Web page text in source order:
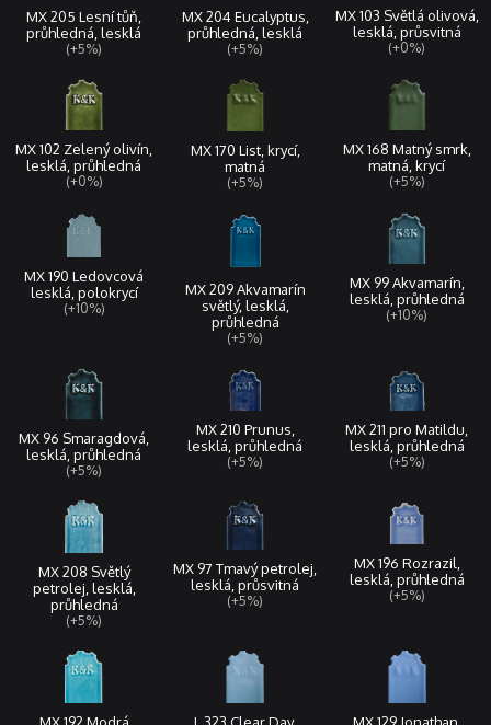
MX 205 Lesní tůň,
průhledná, lesklá
(+5%)
MX 204 Eucalyptus,
průhledná, lesklá
(+5%)
MX 103 Světlá olivová,
lesklá, průsvitná
(+0%)
MX 102 Zelený olivín,
lesklá, průhledná
(+0%)
MX 170 List, krycí,
matná
(+5%)
MX 168 Matný smrk,
matná, krycí
(+5%)
MX 190 Ledovcová
lesklá, polokrycí
(+10%)
MX 209 Akvamarín
světlý, lesklá,
průhledná
(+5%)
MX 99 Akvamarín,
lesklá, průhledná
(+10%)
MX 96 Smaragdová,
lesklá, průhledná
(+5%)
MX 210 Prunus,
lesklá, průhledná
(+5%)
MX 211 pro Matildu,
lesklá, průhledná
(+5%)
MX 208 Světlý
petrolej, lesklá,
průhledná
(+5%)
MX 97 Tmavý petrolej,
lesklá, průsvitná
(+5%)
MX 196 Rozrazil,
lesklá, průhledná
(+5%)